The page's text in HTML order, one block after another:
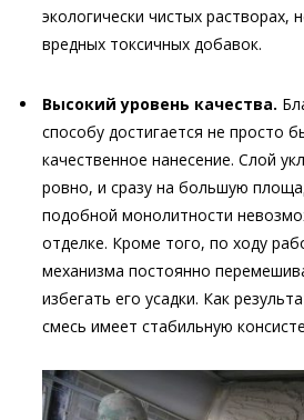
экологически чистых растворах,
вредных токсичных добавок.
Высокий уровень качества.
способу достигается не просто
качественное нанесение. Слой
ровно, и сразу на большую
подобной монолитности
отделке. Кроме того, по ходу
механизма постоянно
избегать его усадки. Как
смесь имеет стабильную